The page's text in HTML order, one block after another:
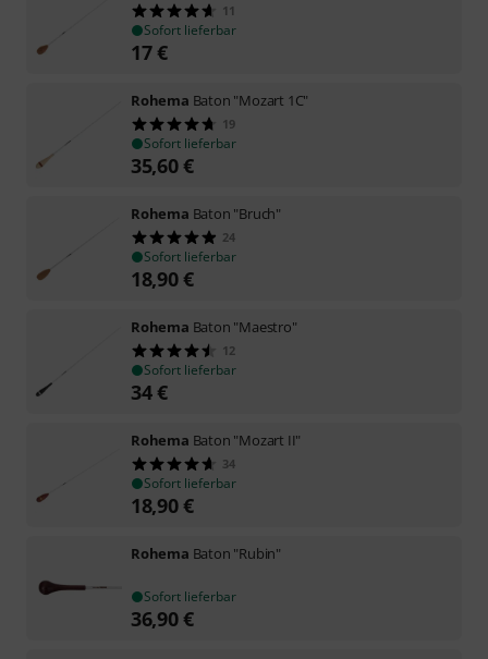
11
Sofort lieferbar
17€
Rohema Baton "Mozart 1C"
19
Sofort lieferbar
35,60€
Rohema Baton "Bruch"
24
Sofort lieferbar
18,90€
Rohema Baton "Maestro"
12
Sofort lieferbar
34€
Rohema Baton "Mozart II"
34
Sofort lieferbar
18,90€
Rohema Baton "Rubin"
Sofort lieferbar
36,90€